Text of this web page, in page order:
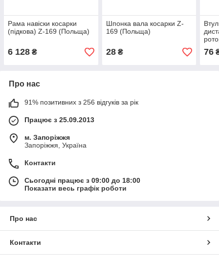
Рама навіски косарки
(підкова) Z-169 (Польща)
6 128 ₴
Шпонка вала косарки Z-
169 (Польща)
28₴ 76
Про нас
91% позитивних з 256 відгуків за рік
Працює з 25.09.2013
м. Запоріжжя
Запоріжжя, Україна
Контакти
Сьогодні працює з 09:00 до 18:00
Показати весь графік роботи
Про нас
Контакти